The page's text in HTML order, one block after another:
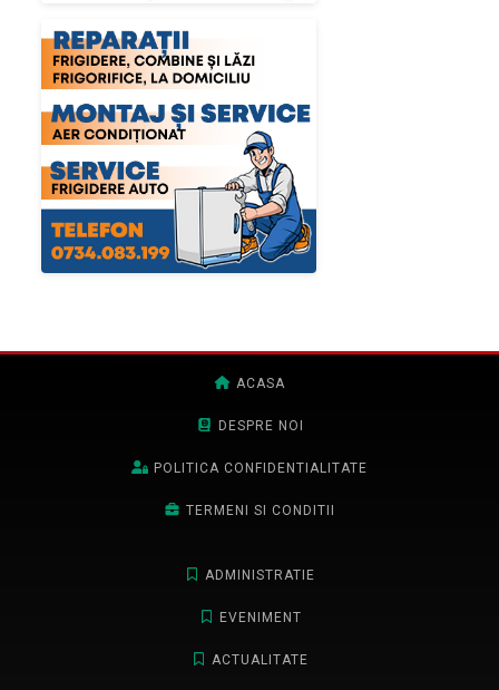
ACASA
DESPRE NOI
POLITICA CONFIDENTIALITATE
TERMENI SI CONDITII
ADMINISTRATIE
EVENIMENT
ACTUALITATE